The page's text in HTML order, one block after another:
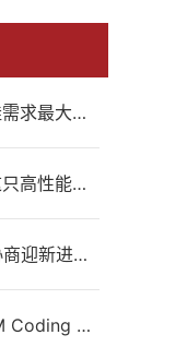
【每日谈】AI已成碳化硅需求最大推动力，技术突破+海外最大对手破产，国产企业有望独享“量价齐升”时刻
加码AI芯片核心业务！这只高性能磁材龙头产品完成部分国际客户认证，预计一季度起将实现批量交付——0212评级日报
新能源汽车：中欧汽车协商迎新进展，已有国内SUV出口免征关税，机构测算出海空间仍大，这只龙头公司海外销量持续创新高，还刚刚与欧洲知名足球俱乐部官宣合作
互动精选 | 智谱上调GLM Coding Plan价格，算力产业链集体爆发